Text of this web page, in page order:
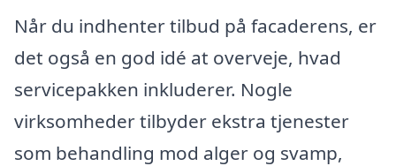
Når du indhenter tilbud på facaderens, er
det også en god idé at overveje, hvad
servicepakken inkluderer. Nogle
virksomheder tilbyder ekstra tjenester
som behandling mod alger og svamp,